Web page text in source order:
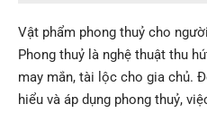
Vật phẩm phong thuỷ cho
Phong thuỷ là nghệ thuật thu
may mắn, tài lộc cho gia chủ.
hiểu và áp dụng phong thuỷ,